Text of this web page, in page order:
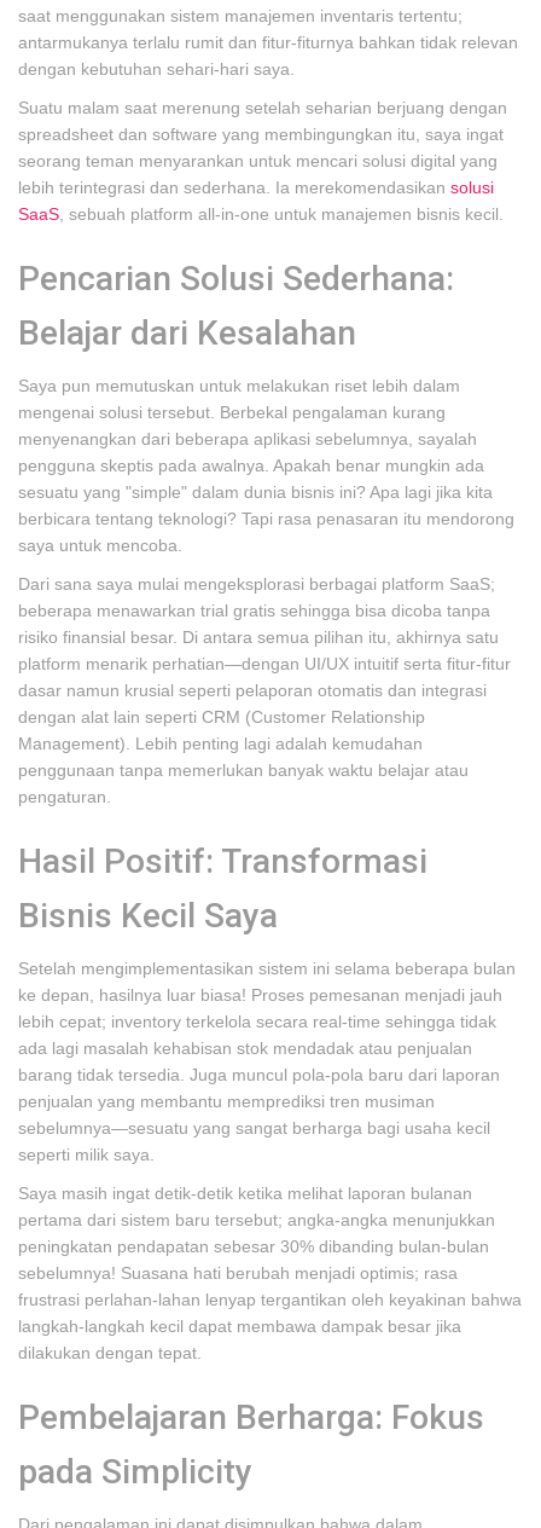
saat menggunakan sistem manajemen inventaris tertentu;
antarmukanya terlalu rumit dan fitur-fiturnya bahkan tidak relevan
dengan kebutuhan sehari-hari saya.
Suatu malam saat merenung setelah seharian berjuang dengan
spreadsheet dan software yang membingungkan itu, saya ingat
seorang teman menyarankan untuk mencari solusi digital yang
lebih terintegrasi dan sederhana. Ia merekomendasikan solusi
SaaS , sebuah platform all-in-one untuk manajemen bisnis kecil.
Pencarian Solusi Sederhana:
Belajar dari Kesalahan
Saya pun memutuskan untuk melakukan riset lebih dalam
mengenai solusi tersebut. Berbekal pengalaman kurang
menyenangkan dari beberapa aplikasi sebelumnya, sayalah
pengguna skeptis pada awalnya. Apakah benar mungkin ada
sesuatu yang "simple" dalam dunia bisnis ini? Apa lagi jika kita
berbicara tentang teknologi? Tapi rasa penasaran itu mendorong
saya untuk mencoba.
Dari sana saya mulai mengeksplorasi berbagai platform SaaS;
beberapa menawarkan trial gratis sehingga bisa dicoba tanpa
risiko finansial besar. Di antara semua pilihan itu, akhirnya satu
platform menarik perhatian—dengan UI/UX intuitif serta fitur-fitur
dasar namun krusial seperti pelaporan otomatis dan integrasi
dengan alat lain seperti CRM (Customer Relationship
Management). Lebih penting lagi adalah kemudahan
penggunaan tanpa memerlukan banyak waktu belajar atau
pengaturan.
Hasil Positif: Transformasi
Bisnis Kecil Saya
Setelah mengimplementasikan sistem ini selama beberapa bulan
ke depan, hasilnya luar biasa! Proses pemesanan menjadi jauh
lebih cepat; inventory terkelola secara real-time sehingga tidak
ada lagi masalah kehabisan stok mendadak atau penjualan
barang tidak tersedia. Juga muncul pola-pola baru dari laporan
penjualan yang membantu memprediksi tren musiman
sebelumnya—sesuatu yang sangat berharga bagi usaha kecil
seperti milik saya.
Saya masih ingat detik-detik ketika melihat laporan bulanan
pertama dari sistem baru tersebut; angka-angka menunjukkan
peningkatan pendapatan sebesar 30% dibanding bulan-bulan
sebelumnya! Suasana hati berubah menjadi optimis; rasa
frustrasi perlahan-lahan lenyap tergantikan oleh keyakinan bahwa
langkah-langkah kecil dapat membawa dampak besar jika
dilakukan dengan tepat.
Pembelajaran Berharga: Fokus
pada Simplicity